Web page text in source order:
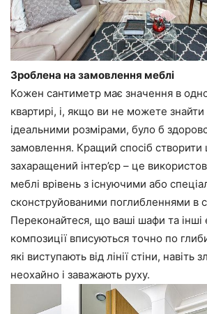
Зроблена на замовлення меблі
Кожен сантиметр має значення в
квартирі, і, якщо ви не можете
ідеальними розмірами, було б
замовлення. Кращий спосіб створити
захаращений інтер’єр – це
меблі врівень з існуючими або
сконструйованими поглибленнями в
Переконайтеся, що ваші шафи та інші
композиції вписуються точно по
які виступають від лінії стіни, навіть
неохайно і заважають руху.